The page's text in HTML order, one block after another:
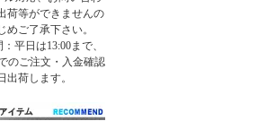
荷等ができませんの
めご了承下さい。
平日は13:00まで、
のご注文・入金確認
出荷します。